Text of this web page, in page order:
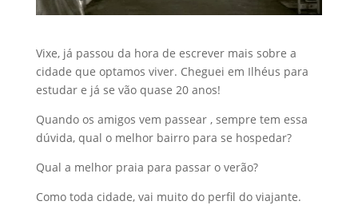
Vixe, já passou da hora de escrever mais sobre a
cidade que optamos viver. Cheguei em Ilhéus para
estudar e já se vão quase 20 anos!
Quando os amigos vem passear , sempre tem essa
dúvida, qual o melhor bairro para se hospedar?
Qual a melhor praia para passar o verão?
Como toda cidade, vai muito do perfil do viajante.